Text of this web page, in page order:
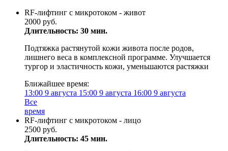
RF-лифтинг с микротоком - живот
2000 руб.
Длительность: 30 мин.
Подтяжка растянутой кожи живота после родов,
лишнего веса в комплексной программе. Улучшается
тургор и эластичность кожи, уменьшаются растяжки
Ближайшее время:
13:00 9 августа 15:00 9 августа 16:00 9 августа
Все
время
RF-лифтинг с микротоком - лицо
2500 руб.
Длительность: 45 мин.